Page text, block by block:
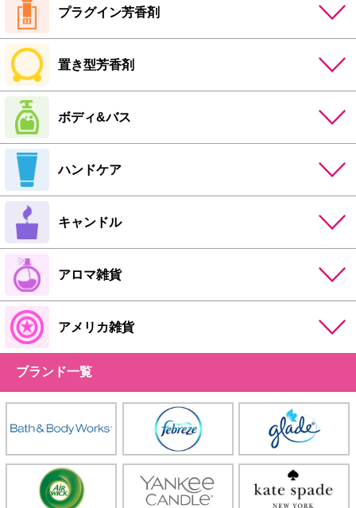
プラグイン芳香剤
置き型芳香剤
ボディ&バス
ハンドケア
キャンドル
アロマ雑貨
アメリカ雑貨
ブランド一覧